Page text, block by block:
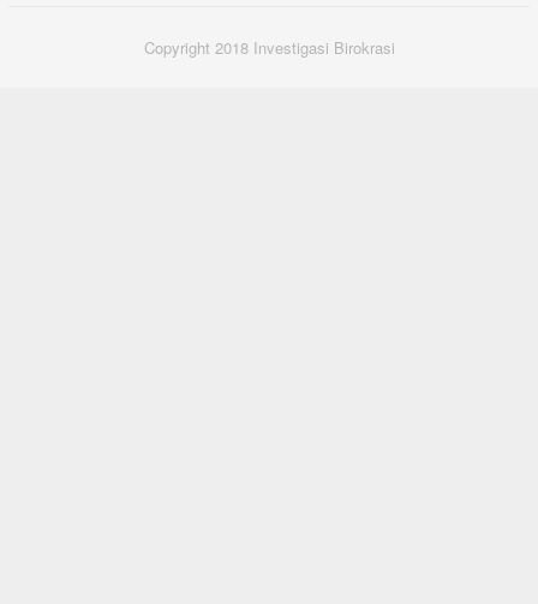
Copyright 2018 Investigasi Birokrasi